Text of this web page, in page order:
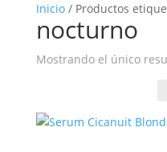
Inicio/ Productos
nocturno
Mostrando el único